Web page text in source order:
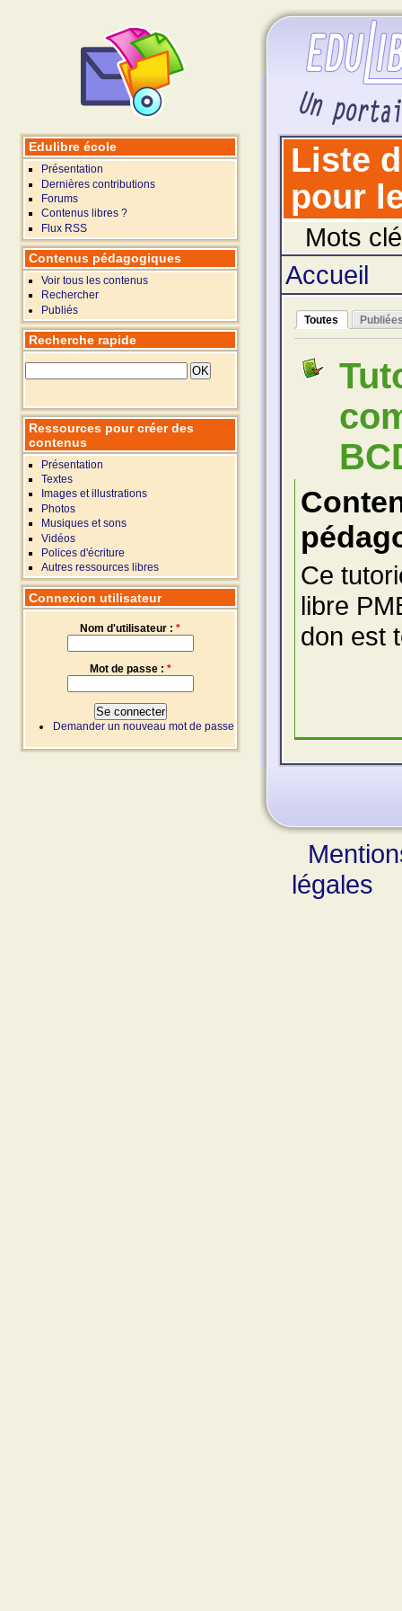
Liste
pour
Mots
Accueil
Toutes
Ce
libre
don est
légales
Edulibre école
Présentation
Dernières contributions
Forums
Contenus libres ?
Flux RSS
Contenus pédagogiques
Voir tous les contenus
Rechercher
Publiés
Recherche rapide
Ressources pour créer des
contenus
Présentation
Textes
Images et illustrations
Photos
Musiques et sons
Vidéos
Polices d'écriture
Autres ressources libres
Connexion utilisateur
Nom d'utilisateur : *
Mot de passe : *
Demander un nouveau mot de passe